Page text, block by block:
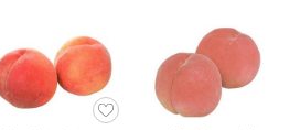
企画時の情報のため、ご使用前には
示をご確認ください。
は、お取引先から情報提供のあった